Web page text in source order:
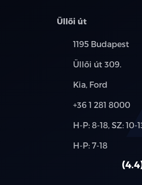
Üllői út
Település:
1195 Budapest
Cím:
Üllői út 309.
Márkák:
Kia, Ford
Telefon:
+36 1 281 8000
Új-
használt
H-P: 8-18, SZ: 10-
Alkatrész,
H-P: 7-18
4.4